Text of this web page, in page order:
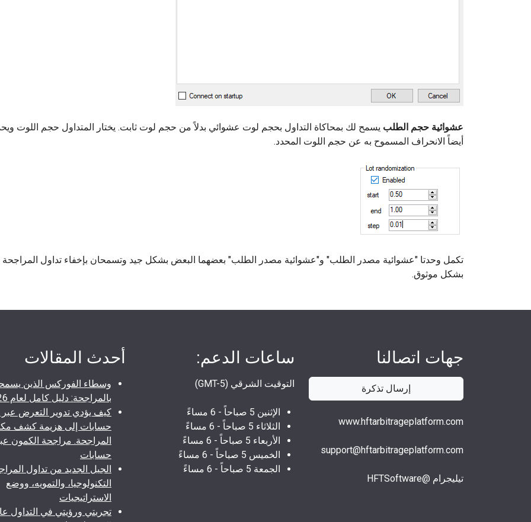
عشوائية حجم الطلب يسمح لك بمحاكاة التداول بحجم لوت عشوائي بدلاً من حجم لوت ثابت. يختار المتداول حجم اللوت
أيضاً الانحراف المسموح به عن حجم اللوت المحدد.
تكمل وحدتا "عشوائية مصدر الطلب" و"عشوائية مصدر الطلب" بعضهما البعض بشكل جيد وتسمحان بإخفاء تداول المراجحة
بشكل موثوق.
جهات اتصالنا
إرسال تذكرة
www.hftarbitrageplatform.com
support@hftarbitrageplatform.com
تيليجرام @HFTSoftware
ساعات الدعم:
التوقيت الشرقي (GMT-5)
الإثنين 5 صباحاً - 6 مساءً
الثلاثاء 5 صباحاً - 6 مساءً
الأربعاء 5 صباحاً - 6 مساءً
الخميس 5 صباحاً - 6 مساءً
الجمعة 5 صباحاً - 6 مساءً
أحدث المقالات
وسطاء الفوركس الذين
بالمراجحة: دليل كامل لعام 2026
كيف يؤدي تدوير التعرض عبر
حسابات إلى هزيمة كشف
المراجحة. مراجحة الكمون
حسابات
الجيل الجديد من تداول
التكنولوجيا، والتمويه، ووضع
الاستراتيجيات
تجربتي ورؤيتي في التداول